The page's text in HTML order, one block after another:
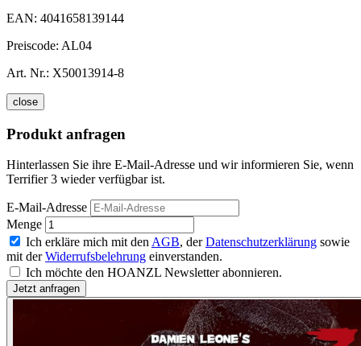
EAN: 4041658139144
Preiscode: AL04
Art. Nr.: X50013914-8
close
Produkt anfragen
Hinterlassen Sie ihre E-Mail-Adresse und wir informieren Sie, wenn
Terrifier 3 wieder verfügbar ist.
E-Mail-Adresse
Menge
Ich erkläre mich mit den AGB, derDatenschutzerklärung sowie
mit derWiderrufsbelehrung einverstanden.
Ich möchte den HOANZL Newsletter abonnieren.